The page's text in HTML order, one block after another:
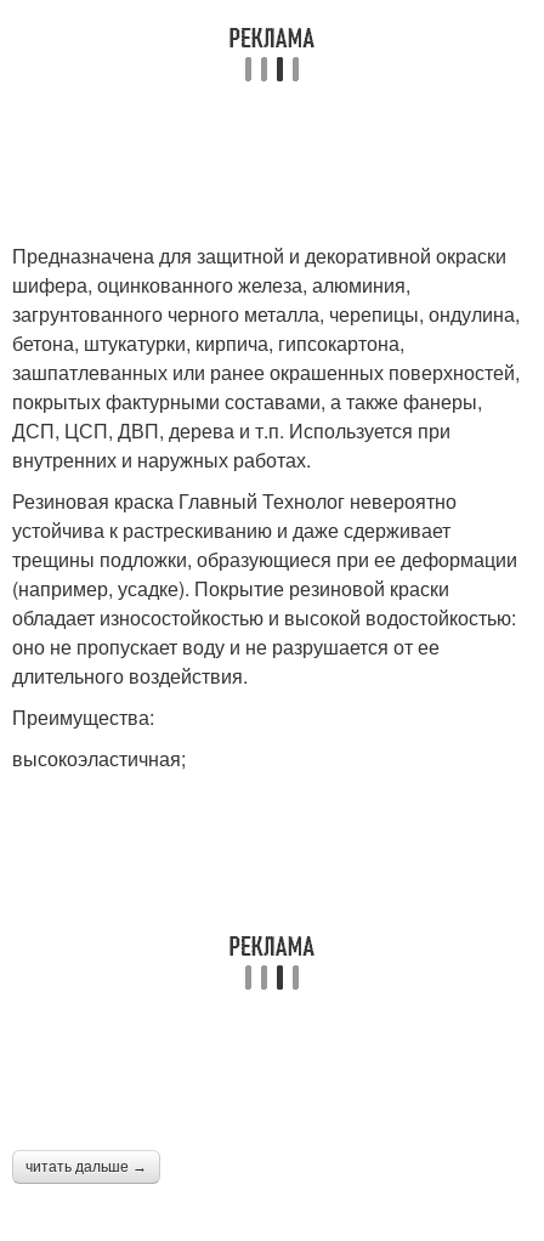
Предназначена для защитной и декоративной окраски
шифера, оцинкованного железа, алюминия,
загрунтованного черного металла, черепицы, ондулина,
бетона, штукатурки, кирпича, гипсокартона,
зашпатлеванных или ранее окрашенных поверхностей,
покрытых фактурными составами, а также фанеры,
ДСП, ЦСП, ДВП, дерева и т.п. Используется при
внутренних и наружных работах.
Резиновая краска Главный Технолог невероятно
устойчива к растрескиванию и даже сдерживает
трещины подложки, образующиеся при ее деформации
(например, усадке). Покрытие резиновой краски
обладает износостойкостью и высокой водостойкостью:
оно не пропускает воду и не разрушается от ее
длительного воздействия.
Преимущества:
высокоэластичная;
читать дальше →